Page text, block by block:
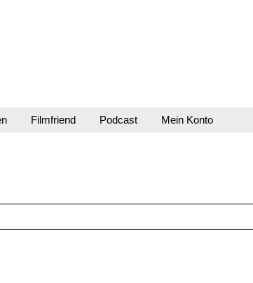
Filmfriend Podcast Mein Konto